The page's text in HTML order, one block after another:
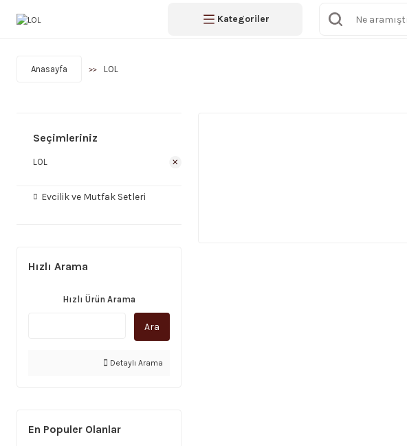
Kategoriler
Anasayfa LOL
Seçimleriniz
LOL
Evcilik ve Mutfak Setleri
Hızlı Arama
Hızlı Ürün Arama
Ara
Detaylı Arama
En Populer Olanlar